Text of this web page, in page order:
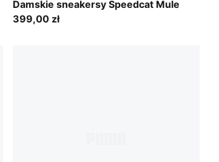
Damskie sneakersy Speedcat Mule
Toasted Almond-Melted Caramel
399,00 zł